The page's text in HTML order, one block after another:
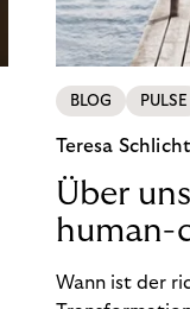
BLOG PULSE
Teresa
Über
human-
Wann ist der